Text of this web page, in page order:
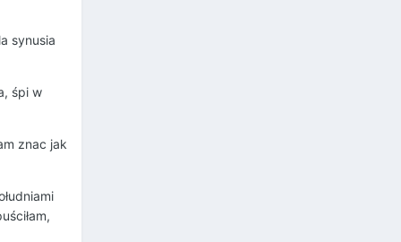
synusia
śpi w
znac jak